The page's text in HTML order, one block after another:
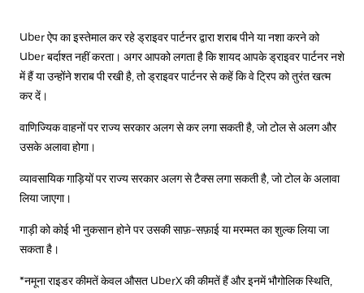
Uber ऐप का इस्तेमाल कर रहे ड्राइवर पार्टनर द्वारा शराब पीने या नशा करने को
Uber बर्दाश्त नहीं करता। अगर आपको लगता है कि शायद आपके ड्राइवर पार्टनर नशे
में हैं या उन्होंने शराब पी रखी है, तो ड्राइवर पार्टनर से कहें कि वे ट्रिप को तुरंत खत्म
कर दें।
वाणिज्यिक वाहनों पर राज्य सरकार अलग से कर लगा सकती है, जो टोल से अलग और
उसके अलावा होगा।
व्यावसायिक गाड़ियों पर राज्य सरकार अलग से टैक्स लगा सकती है, जो टोल के अलावा
लिया जाएगा।
गाड़ी को कोई भी नुकसान होने पर उसकी साफ़-सफ़ाई या मरम्मत का शुल्क लिया जा
सकता है।
*नमूना राइडर कीमतें केवल औसत UberX की कीमतें हैं और इनमें भौगोलिक स्थिति,